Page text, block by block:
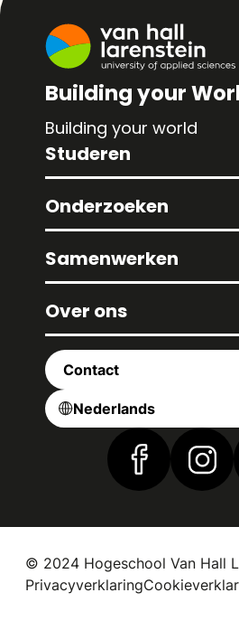
Building your
Building your world
Studeren
Onderzoeken
Samenwerken
Over ons
Contact
Nederlands
Vind ons op
Vind
© 2024 Hogeschool Van Hall
Privacyverklaring